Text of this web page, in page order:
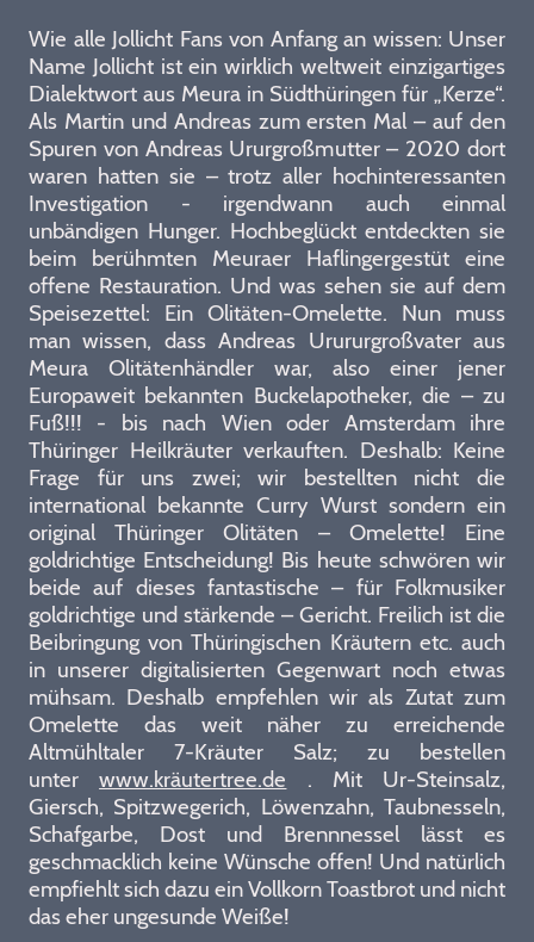
Wie alle Jollicht Fans von Anfang an wissen: Unser
Name Jollicht ist ein wirklich weltweit einzigartiges
Dialektwort aus Meura in Südthüringen für „Kerze“.
Als Martin und Andreas zum ersten Mal – auf den
Spuren von Andreas Ururgroßmutter – 2020 dort
waren hatten sie – trotz aller hochinteressanten
Investigation - irgendwann auch einmal
unbändigen Hunger. Hochbeglückt entdeckten sie
beim berühmten Meuraer Haflingergestüt eine
offene Restauration. Und was sehen sie auf dem
Speisezettel: Ein Olitäten-Omelette. Nun muss
man wissen, dass Andreas Urururgroßvater aus
Meura Olitätenhändler war, also einer jener
Europaweit bekannten Buckelapotheker, die – zu
Fuß!!! - bis nach Wien oder Amsterdam ihre
Thüringer Heilkräuter verkauften. Deshalb: Keine
Frage für uns zwei; wir bestellten nicht die
international bekannte Curry Wurst sondern ein
original Thüringer Olitäten – Omelette! Eine
goldrichtige Entscheidung! Bis heute schwören wir
beide auf dieses fantastische – für Folkmusiker
goldrichtige und stärkende – Gericht. Freilich ist die
Beibringung von Thüringischen Kräutern etc. auch
in unserer digitalisierten Gegenwart noch etwas
mühsam. Deshalb empfehlen wir als Zutat zum
Omelette das weit näher zu erreichende
Altmühltaler 7-Kräuter Salz; zu bestellen
unterwww.kräutertree.de . Mit Ur-Steinsalz,
Giersch, Spitzwegerich, Löwenzahn, Taubnesseln,
Schafgarbe, Dost und Brennnessel lässt es
geschmacklich keine Wünsche offen! Und natürlich
empfiehlt sich dazu ein Vollkorn Toastbrot und nicht
das eher ungesunde Weiße!